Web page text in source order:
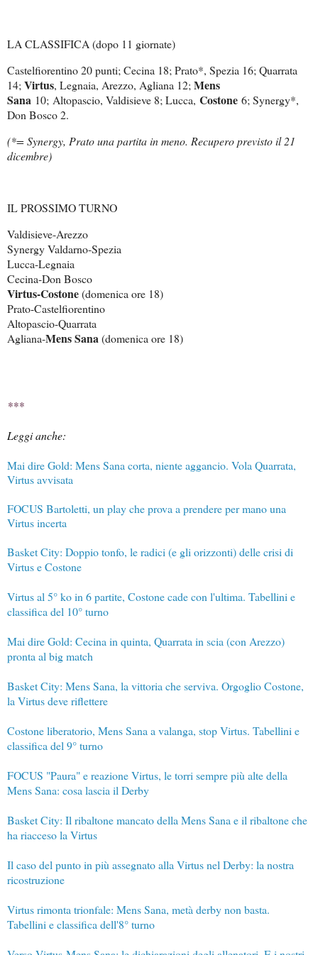
LA CLASSIFICA (dopo 11 giornate)
Castelfiorentino 20 punti; Cecina 18; Prato*, Spezia 16; Quarrata
14; Virtus, Legnaia, Arezzo, Agliana 12; Mens
Sana 10; Altopascio, Valdisieve 8; Lucca, Costone 6; Synergy*,
Don Bosco 2.
(*= Synergy, Prato una partita in meno. Recupero previsto il 21
dicembre)
IL PROSSIMO TURNO
Valdisieve-Arezzo
Synergy Valdarno-Spezia
Lucca-Legnaia
Cecina-Don Bosco
Virtus-Costone(domenica ore 18)
Prato-Castelfiorentino
Altopascio-Quarrata
Agliana-Mens Sana(domenica ore 18)
***
Leggi anche:
Mai dire Gold: Mens Sana corta, niente aggancio. Vola Quarrata,
Virtus avvisata
FOCUS Bartoletti, un play che prova a prendere per mano una
Virtus incerta
Basket City: Doppio tonfo, le radici (e gli orizzonti) delle crisi di
Virtus e Costone
Virtus al 5° ko in 6 partite, Costone cade con l'ultima. Tabellini e
classifica del 10° turno
Mai dire Gold: Cecina in quinta, Quarrata in scia (con Arezzo)
pronta al big match
Basket City: Mens Sana, la vittoria che serviva. Orgoglio Costone,
la Virtus deve riflettere
Costone liberatorio, Mens Sana a valanga, stop Virtus. Tabellini e
classifica del 9° turno
FOCUS "Paura" e reazione Virtus, le torri sempre più alte della
Mens Sana: cosa lascia il Derby
Basket City: Il ribaltone mancato della Mens Sana e il ribaltone che
ha riacceso la Virtus
Il caso del punto in più assegnato alla Virtus nel Derby: la nostra
ricostruzione
Virtus rimonta trionfale: Mens Sana, metà derby non basta.
Tabellini e classifica dell'8° turno